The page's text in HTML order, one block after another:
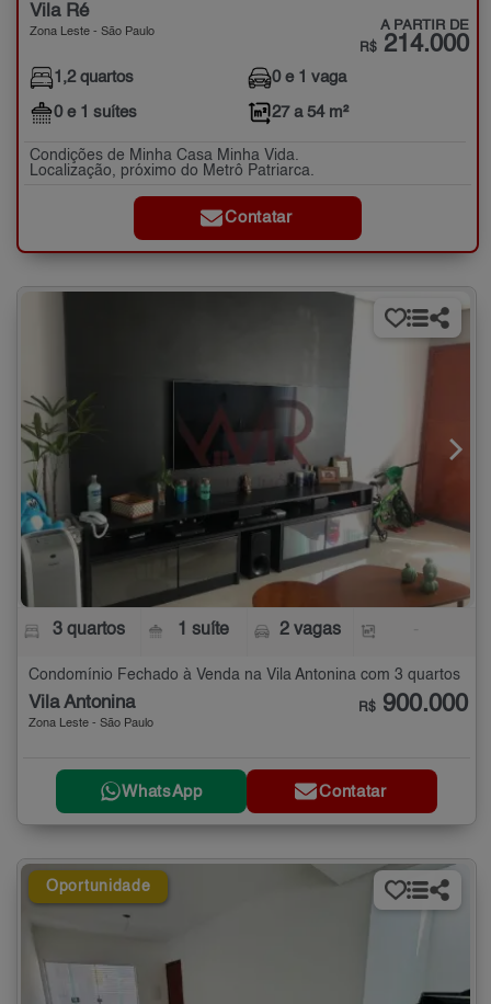
Vila Ré
Zona Leste - São Paulo A PARTIR DE
R$ 214.000
1,2 quartos
0 e 1 suítes
0 e 1 vaga
27 a 54 m²
Condições de Minha Casa Minha Vida.
Localização, próximo do Metrô Patriarca.
Contatar
3 quartos 1 suíte 2 vagas
Condomínio Fechado à Venda na Vila Antonina com 3 quartos
Vila Antonina
Zona Leste - São Paulo
R$ 900.000
WhatsApp Contatar
Oportunidade